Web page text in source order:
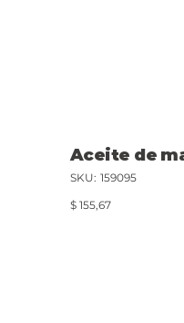
Aceite de
SKU: SKU
159095
Precio
$ 155,67